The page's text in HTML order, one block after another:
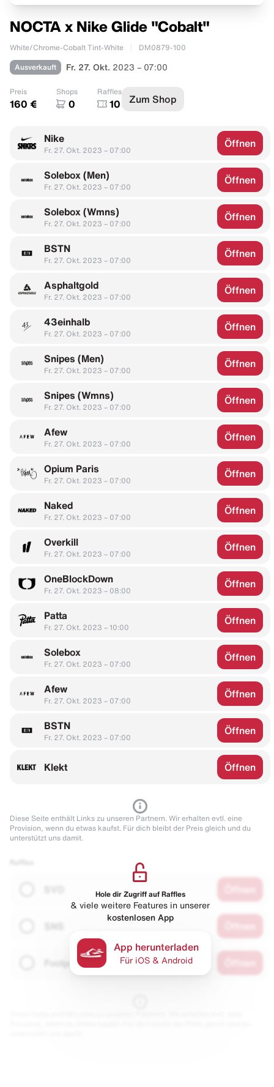
NOCTA x Nike Glide "Cobalt"
White/Chrome-Cobalt Tint-White DM0879-100
Ausverkauft Fr. 27. Okt. 2023 – 07:00
Preis
160 €
Shops
0
Raffles
10 Zum Shop
Nike
Fr. 27. Okt. 2023 – 07:00
Öffnen
Solebox (Men)
Fr. 27. Okt. 2023 – 07:00
Öffnen
Solebox (Wmns)
Fr. 27. Okt. 2023 – 07:00
Öffnen
BSTN
Fr. 27. Okt. 2023 – 07:00
Öffnen
Asphaltgold
Fr. 27. Okt. 2023 – 07:00
Öffnen
43einhalb
Fr. 27. Okt. 2023 – 07:00
Öffnen
Snipes (Men)
Fr. 27. Okt. 2023 – 07:00
Öffnen
Snipes (Wmns)
Fr. 27. Okt. 2023 – 07:00
Öffnen
Afew
Fr. 27. Okt. 2023 – 07:00
Öffnen
Opium Paris
Fr. 27. Okt. 2023 – 07:00
Öffnen
Naked
Fr. 27. Okt. 2023 – 07:00
Öffnen
Overkill
Fr. 27. Okt. 2023 – 07:00
Öffnen
OneBlockDown
Fr. 27. Okt. 2023 – 08:00
Öffnen
Patta
Fr. 27. Okt. 2023 – 10:00
Öffnen
Solebox
Fr. 27. Okt. 2023 – 07:00
Öffnen
Afew
Fr. 27. Okt. 2023 – 07:00
Öffnen
BSTN
Fr. 27. Okt. 2023 – 07:00
Öffnen
Klekt Öffnen
Diese Seite enthält Links zu unseren Partnern. Wir erhalten evtl. eine
Provision, wenn du etwas kaufst. Für dich bleibt der Preis gleich und du
unterstützt uns damit.
Footpatrol (Men)
Hole dir Zugriff auf Raffles
& viele weitere Features in unserer
kostenlosen App
App herunterladen
Für iOS & Android